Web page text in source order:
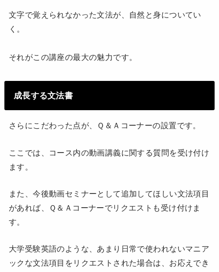
文字で覚えられなかった文法が、自然と身についてい
く。
それがこの講座の最大の魅力です。
成長する文法書
さらにこだわった点が、Ｑ＆Ａコーナーの設置です。
ここでは、コース内の動画講義に関する質問を受け付け
ます。
また、今後動画セミナーとして追加してほしい文法項目
があれば、Ｑ＆Ａコーナーでリクエストも受け付けま
す。
大学受験英語のような、あまり日常で使われないマニア
ックな文法項目をリクエストされた場合は、お応えでき